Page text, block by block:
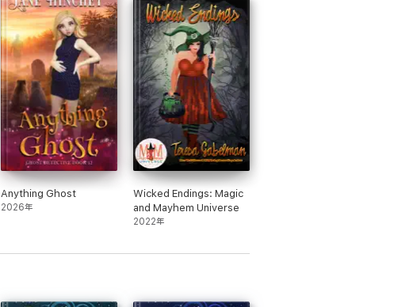
Anything Ghost
2026年
Wicked Endings: Magic
and Mayhem Universe
2022年